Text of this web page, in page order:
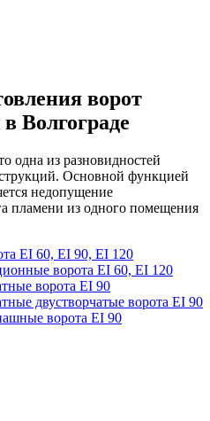
ворот
Волгограде
одна из разновидностей
Основной функцией
недопущение
пламени из одного помещения
EI 60, EI 90, EI 120
ворота EI 60, EI 120
ворота EI 90
двустворчатые ворота EI 90
ворота EI 90